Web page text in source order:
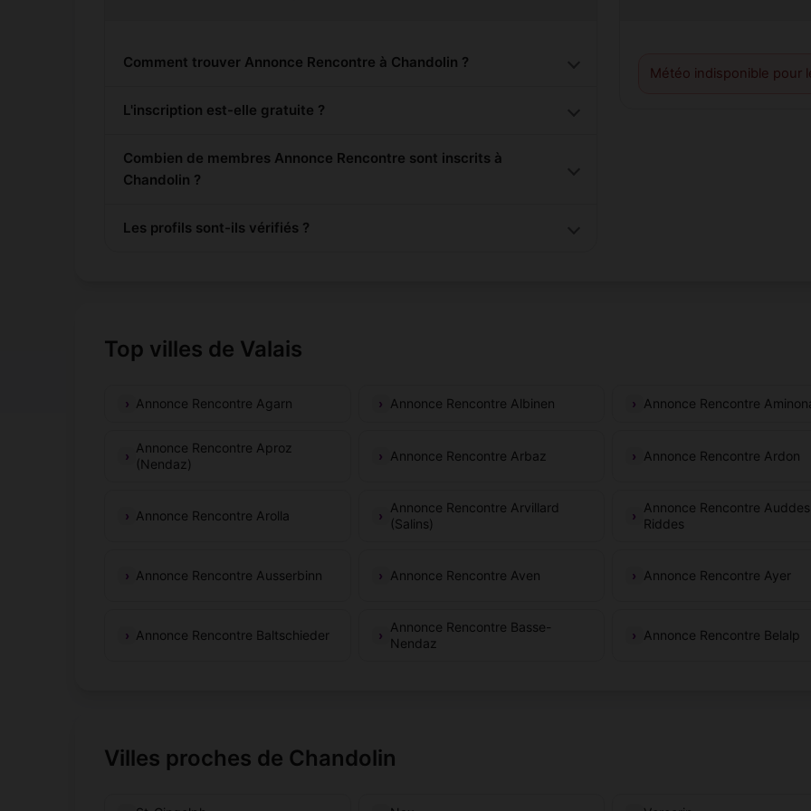
Comment trouver Annonce Rencontre à Chandolin ?
L'inscription est-elle gratuite ?
Combien de membres Annonce Rencontre sont inscrits à
Chandolin ?
Les profils sont-ils vérifiés ?
Météo indisponible pour
Top villes de Valais
Annonce Rencontre Agarn Annonce Rencontre Albinen Annonce Rencontre
Annonce Rencontre Aproz
(Nendaz)
Annonce Rencontre Arbaz Annonce Rencontre Ardon
Annonce Rencontre Arolla
Annonce Rencontre Arvillard
(Salins)
Annonce Rencontre
Riddes
Annonce Rencontre Ausserbinn Annonce Rencontre Aven Annonce Rencontre Ayer
Annonce Rencontre Baltschieder
Annonce Rencontre Basse-
Nendaz
Annonce Rencontre Belalp
Villes proches de Chandolin